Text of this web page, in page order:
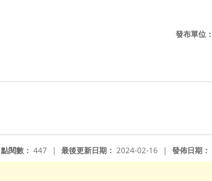
發布單位：
發佈日期：
最後更新日期： 2024-02-16 |
點閱數： 447 |